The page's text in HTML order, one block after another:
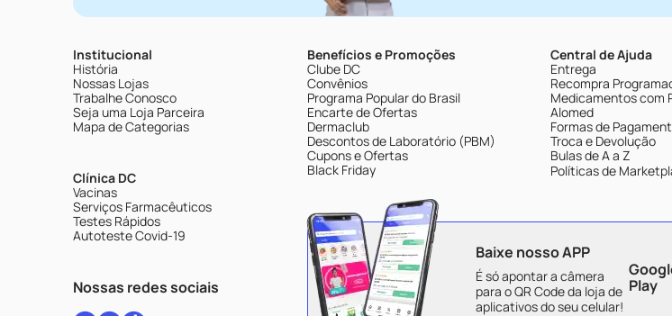
Institucional
História
Nossas Lojas
Trabalhe Conosco
Seja uma Loja Parceira
Mapa de Categorias
Clínica DC
Vacinas
Serviços Farmacêuticos
Testes Rápidos
Autoteste Covid-19
Nossas redes sociais
Benefícios e Promoções
Clube DC
Convênios
Programa Popular do Brasil
Encarte de Ofertas
Dermaclub
Descontos de Laboratório (PBM)
Cupons e Ofertas
Black Friday
Central de Ajuda
Entrega
Recompra
Medicamentos com
Alomed
Formas de
Troca e Devolução
Bulas de A a Z
Políticas de
Baixe nosso APP
É só apontar a câmera
para o QR Code da loja de
aplicativos do seu celular!
Play